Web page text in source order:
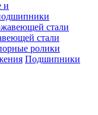
и
стали
ролики
Подшипники